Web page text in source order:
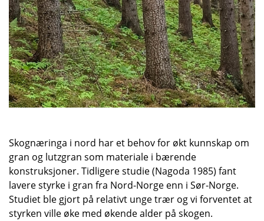
Skognæringa i nord har et behov for økt kunnskap om
gran og lutzgran som materiale i bærende
konstruksjoner. Tidligere studie (Nagoda 1985) fant
lavere styrke i gran fra Nord-Norge enn i Sør-Norge.
Studiet ble gjort på relativt unge trær og vi forventet at
styrken ville øke med økende alder på skogen.